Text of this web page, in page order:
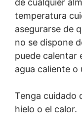
temperatura
asegurarse de
no se dispone
puede calentar
agua caliente o
Tenga cuidado
hielo o el calor.